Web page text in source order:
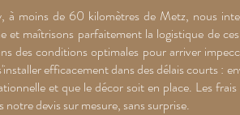
à moins de 60 kilomètres de Metz, nous
et maîtrisons parfaitement la logistique de
des conditions optimales pour arriver
efficacement dans des délais courts :
et que le décor soit en place. Les
notre devis sur mesure, sans surprise.